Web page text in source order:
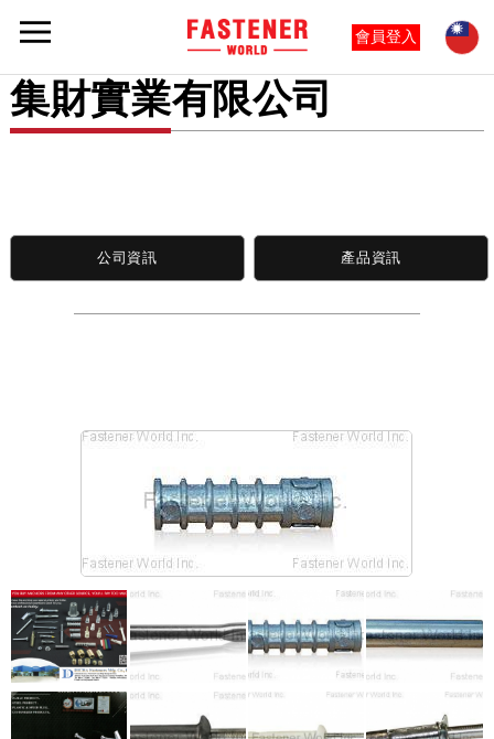
會員登入
集財實業有限公司
公司資訊 產品資訊